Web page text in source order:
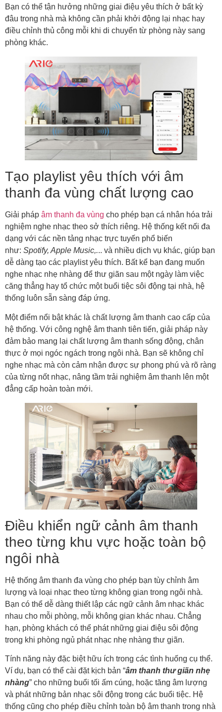
Bạn có thể tận hưởng những giai điệu yêu thích ở bất kỳ
đâu trong nhà mà không cần phải khởi động lại nhạc hay
điều chỉnh thủ công mỗi khi di chuyển từ phòng này sang
phòng khác.
Tạo playlist yêu thích với âm
thanh đa vùng chất lượng cao
Giải pháp âm thanh đa vùng cho phép bạn cá nhân hóa trải
nghiệm nghe nhạc theo sở thích riêng. Hệ thống kết nối đa
dạng với các nền tảng nhạc trực tuyến phổ biến
như: Spotify, Apple Music,... và nhiều dịch vụ khác, giúp bạn
dễ dàng tạo các playlist yêu thích. Bất kể bạn đang muốn
nghe nhạc nhẹ nhàng để thư giãn sau một ngày làm việc
căng thẳng hay tổ chức một buổi tiệc sôi động tại nhà, hệ
thống luôn sẵn sàng đáp ứng.
Một điểm nổi bật khác là chất lượng âm thanh cao cấp của
hệ thống. Với công nghệ âm thanh tiên tiến, giải pháp này
đảm bảo mang lại chất lượng âm thanh sống động, chân
thực ở mọi ngóc ngách trong ngôi nhà. Bạn sẽ không chỉ
nghe nhạc mà còn cảm nhận được sự phong phú và rõ ràng
của từng nốt nhạc, nâng tầm trải nghiệm âm thanh lên một
đẳng cấp hoàn toàn mới.
Điều khiển ngữ cảnh âm thanh
theo từng khu vực hoặc toàn bộ
ngôi nhà
Hệ thống âm thanh đa vùng cho phép bạn tùy chỉnh âm
lượng và loại nhạc theo từng không gian trong ngôi nhà.
Bạn có thể dễ dàng thiết lập các ngữ cảnh âm nhạc khác
nhau cho mỗi phòng, mỗi không gian khác nhau. Chẳng
hạn, phòng khách có thể phát những giai điệu sôi động
trong khi phòng ngủ phát nhạc nhẹ nhàng thư giãn.
Tính năng này đặc biệt hữu ích trong các tình huống cụ thể.
Ví dụ, bạn có thể cài đặt kịch bản “âm thanh thư giãn nhẹ
nhàng” cho những buổi tối ấm cúng, hoặc tăng âm lượng
và phát những bản nhạc sôi động trong các buổi tiệc. Hệ
thống cũng cho phép điều chỉnh toàn bộ âm thanh trong nhà